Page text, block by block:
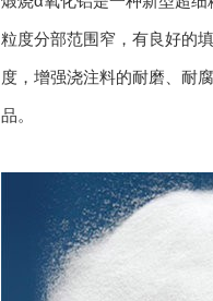
粒度分部范围窄，有良好的
度，增强浇注料的耐磨、耐
品。